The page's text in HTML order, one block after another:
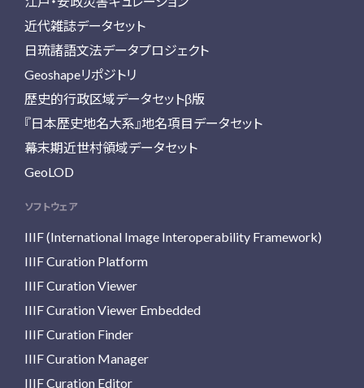
近代雑誌データセット
日琉諸語文法データプロジェクト
Geoshapeリポジトリ
歴史的行政区域データセットβ版
『日本歴史地名大系』地名項目データセット
幕末期近世村領域データセット
GeoLOD
ソフトウェア
IIIF (International Image Interoperability Framework)
IIIF Curation Platform
IIIF Curation Viewer
IIIF Curation Viewer Embedded
IIIF Curation Finder
IIIF Curation Manager
IIIF Curation Editor